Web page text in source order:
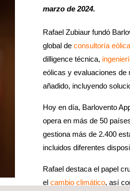
marzo de 2024.
Rafael Zubiaur fundó
global de consultoría eólica
dilligence técnica,
eólicas y evaluaciones de
añadido, incluyendo
Hoy en día, Barlovento
opera en más de 50
gestiona más de 2.400
incluidos diferentes
Rafael destaca el papel
el cambio climático, así